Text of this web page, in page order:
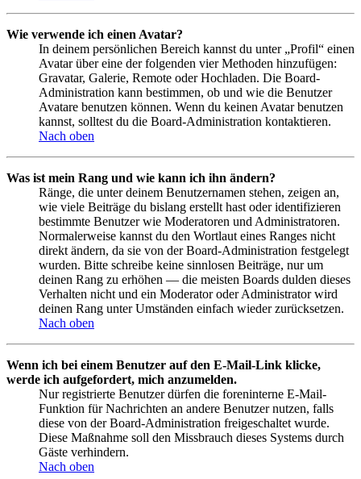
Wie verwende ich einen Avatar?
In deinem persönlichen Bereich kannst du unter „Profil“ einen
Avatar über eine der folgenden vier Methoden hinzufügen:
Gravatar, Galerie, Remote oder Hochladen. Die Board-
Administration kann bestimmen, ob und wie die Benutzer
Avatare benutzen können. Wenn du keinen Avatar benutzen
kannst, solltest du die Board-Administration kontaktieren.
Nach oben
Was ist mein Rang und wie kann ich ihn ändern?
Ränge, die unter deinem Benutzernamen stehen, zeigen an,
wie viele Beiträge du bislang erstellt hast oder identifizieren
bestimmte Benutzer wie Moderatoren und Administratoren.
Normalerweise kannst du den Wortlaut eines Ranges nicht
direkt ändern, da sie von der Board-Administration festgelegt
wurden. Bitte schreibe keine sinnlosen Beiträge, nur um
deinen Rang zu erhöhen — die meisten Boards dulden dieses
Verhalten nicht und ein Moderator oder Administrator wird
deinen Rang unter Umständen einfach wieder zurücksetzen.
Nach oben
Wenn ich bei einem Benutzer auf den E-Mail-Link klicke,
werde ich aufgefordert, mich anzumelden.
Nur registrierte Benutzer dürfen die foreninterne E-Mail-
Funktion für Nachrichten an andere Benutzer nutzen, falls
diese von der Board-Administration freigeschaltet wurde.
Diese Maßnahme soll den Missbrauch dieses Systems durch
Gäste verhindern.
Nach oben